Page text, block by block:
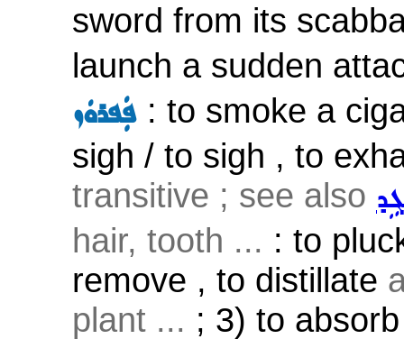
sword from its
launch a sudden
ܦܲܦܪܘܿܙ : to smoke a
sigh / to sigh , to
transitive ; see also
hair, tooth ... : to
remove , to distillate
plant ... ; 3) to